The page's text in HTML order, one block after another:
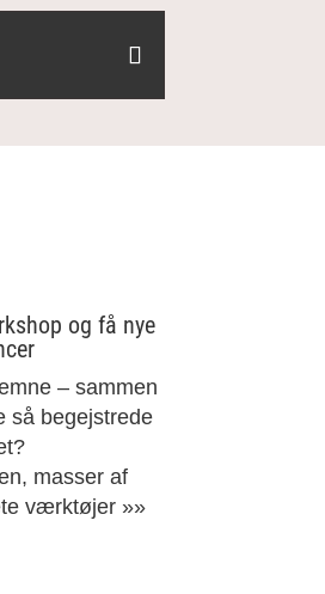
og få nye
– sammen
så begejstrede
masser af
værktøjer »»